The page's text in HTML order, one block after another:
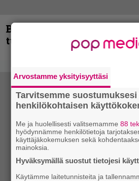
Blind Channel palaa
tuplasingle videoineen
Arvostamme yksityisyyttäsi
Tarvitsemme
henkilökohtaisen
Me ja huolellisesti valitsemamme88
hyödynnämme henkilötietoja
käyttäjäkokemuksen sekä
mainoksia.
Hyväksymällä suostut tietojesi
Käytämme laitetunnisteita ja